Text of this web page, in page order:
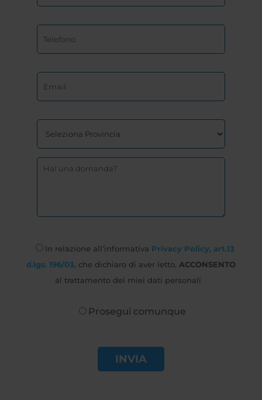
In relazione all’informativa Privacy Policy, art.13
d.lgs. 196/03 , che dichiaro di aver letto, ACCONSENTO
al trattamento dei miei dati personali
Prosegui comunque